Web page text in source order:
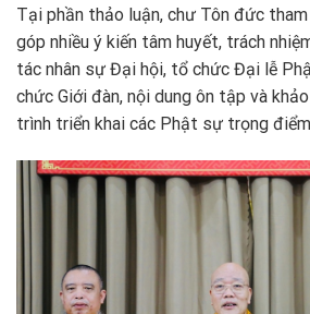
Tại phần thảo luận, chư Tôn đức
góp nhiều ý kiến tâm huyết, trách
tác nhân sự Đại hội, tổ chức Đại lễ
chức Giới đàn, nội dung ôn tập và
trình triển khai các Phật sự trọng